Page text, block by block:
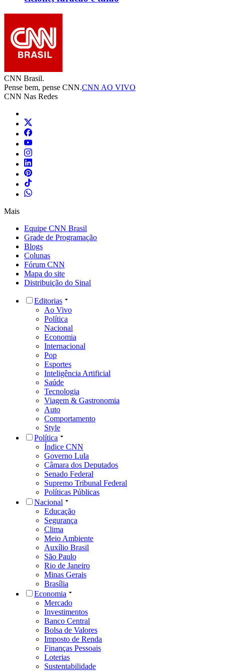
CNN Brasil.
Pense bem, pense CNN.CNN AO VIVO
CNN Nas Redes
Mais
Equipe CNN Brasil
Grade de Programação
Blogs
Colunas
Fórum CNN
Mapa do site
Distribuição do Sinal
Editorias
Ao Vivo
Política
Nacional
Economia
Internacional
Pop
Esportes
Inteligência Artificial
Saúde
Tecnologia
Viagem & Gastronomia
Auto
Comportamento
Style
Política
Índice CNN
Governo Lula
Câmara dos Deputados
Senado Federal
Supremo Tribunal Federal
Políticas Públicas
Nacional
Educação
Segurança
Clima
Meio Ambiente
Auxílio Brasil
São Paulo
Rio de Janeiro
Minas Gerais
Brasília
Economia
Mercado
Investimentos
Banco Central
Bolsa de Valores
Imposto de Renda
Finanças Pessoais
Loterias
Sustentabilidade